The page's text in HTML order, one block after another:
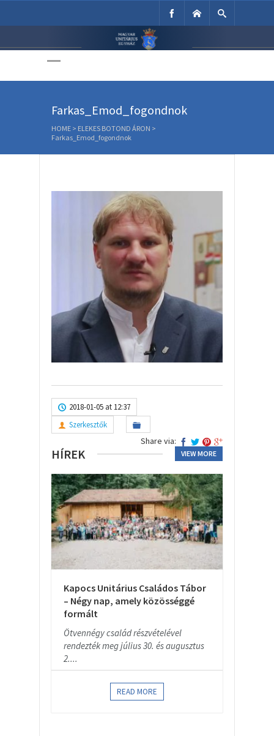
Unitárius Egyház
Farkas_Emod_fogondnok
HOME > ELEKES BOTOND ÁRON >
Farkas_Emod_fogondnok
2018-01-05 at 12:37
Szerkesztők
Share via:
HÍREK VIEW MORE
Kapocs Unitárius Családos Tábor
– Négy nap, amely közösséggé
formált
Ötvennégy család részvételével
rendezték meg július 30. és augusztus
2....
READ MORE